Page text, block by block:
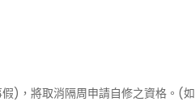
)，將取消隔周申請自修之資格。(如